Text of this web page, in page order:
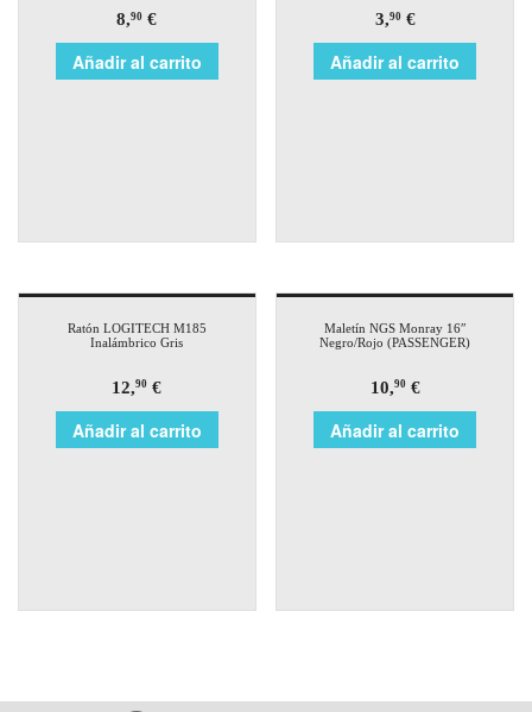
8,90 €
Añadir al carrito
3,90€
Añadir al carrito
Ratón LOGITECH M185
Inalámbrico Gris
12,90 €
Añadir al carrito
Maletín NGS Monray 16″
Negro/Rojo (PASSENGER)
10,90€
Añadir al carrito